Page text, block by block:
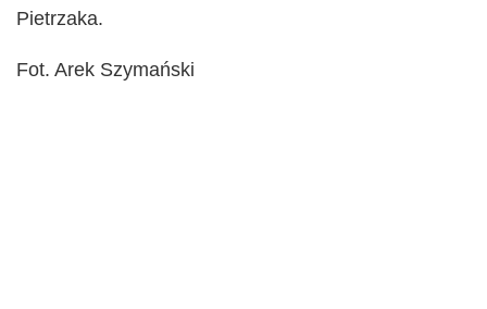
Pietrzaka.
Fot. Arek Szymański